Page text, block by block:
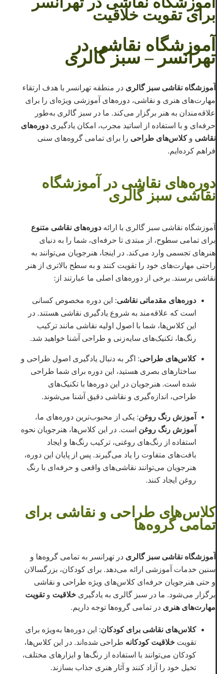
برای تقویت خلاقیت
آموزشگاه نقاشی در
تهرانسر – سبز گالری
آموزشگاه نقاشی سبز گالری در منطقه تهرانسر با هدف ارتقاء
مهارت‌های هنری و نقاشی، دوره‌های آموزشی ویژه‌ای را برای
علاقه‌مندان به هنر برگزار می‌کند. ما در سبز گالری به‌طور
حرفه‌ای و با استفاده از اساتید مجرب، امکان یادگیری دوره‌های
نقاشی وکلاس‌های طراحی را برای تمامی گروه‌های سنی
فراهم کرده‌ایم.
دوره‌های نقاشی در آموزشگاه
نقاشی سبز گالری
آموزشگاه نقاشی سبز گالری با ارائه دوره‌های نقاشی متنوع
برای تمامی سطوح، از مبتدی تا حرفه‌ای، شما را به دنیای
هنرهای تجسمی وارد می‌کند. در اینجا، هنرجویان می‌توانند به
راحتی مهارت‌های خود را تقویت کنند و به سطح بالاتری از هنر
نقاشی برسند. برخی از دوره‌های اصلی ما عبارتند از:
دوره‌های مقدماتی نقاشی: این دوره مخصوص کسانی
است که علاقه‌مند به شروع یادگیری نقاشی هستند. در
این کلاس‌ها، شما با اصول اولیه نقاشی مانند ترکیب
رنگ‌ها، تکنیک‌های سایه‌زنی و طراحی آشنا خواهید شد.
کلاس‌های طراحی: اگر به دنبال یادگیری اصول طراحی و
ساختارهای بصری هستید، این دوره برای شما طراحی
شده است. هنرجویان در این دوره‌ها با تکنیک‌های
طراحی، اندازه‌گیری و نقاشی دقیق آشنا می‌شوند.
آموزش رنگ روغن: یکی از محبوب‌ترین دوره‌های ما،
آموزش رنگ روغن است. در این کلاس‌ها، هنرجویان نحوه
استفاده از رنگ‌های روغنی، ترکیب رنگ‌ها و ایجاد
بافت‌های متفاوت را یاد می‌گیرند. پس از پایان این دوره،
هنرجویان می‌توانند نقاشی‌های واقعی و حرفه‌ای با رنگ
روغن ایجاد کنند.
کلاس‌های طراحی و نقاشی برای
تمامی گروه‌ها
آموزشگاه نقاشی سبز گالری در تهرانسر به تمامی گروه‌ها و
سنین خدمات آموزشی ارائه می‌دهد. برای کودکان، بزرگسالان
و حتی هنرجویان حرفه‌ای کلاس‌های ویژه طراحی و نقاشی
برگزار می‌شود. ما در سبز گالری به یادگیری خلاقیت وتقویت
مهارت‌های هنری در تمامی گروه‌ها توجه داریم.
کلاس‌های نقاشی برای کودکان: این دوره‌ها به‌ویژه برای
تقویت خلاقیت کودکانه طراحی شده‌اند. در این کلاس‌ها،
کودکان می‌توانند با استفاده از رنگ‌ها و ابزارهای مختلف،
تخیل خود را آزاد کنند و آثار هنری جذاب بسازند.